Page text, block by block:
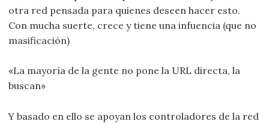
otra red pensada para quienes deseen hacer esto.
Con mucha suerte, crece y tiene una infuencia (que no
masificación)
«La mayoría de la gente no pone la URL directa, la
buscan»
Y basado en ello se apoyan los controladores de la red